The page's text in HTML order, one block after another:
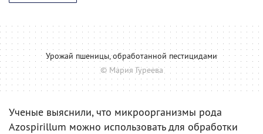
Урожай пшеницы, обработанной пестицидами
© Мария Гуреева
Ученые выяснили, что микроорганизмы рода
Azospirillum можно использовать для обработки